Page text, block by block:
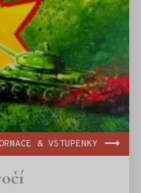
& VSTUPENKY